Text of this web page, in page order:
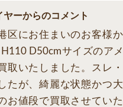
ヤーからのコメント
区にお住まいのお客様か
D50cmサイズのア
取いたしました。スレ
たが、綺麗な状態かつ
お値段で買取させていた